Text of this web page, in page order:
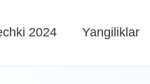
2024 Yangiliklar